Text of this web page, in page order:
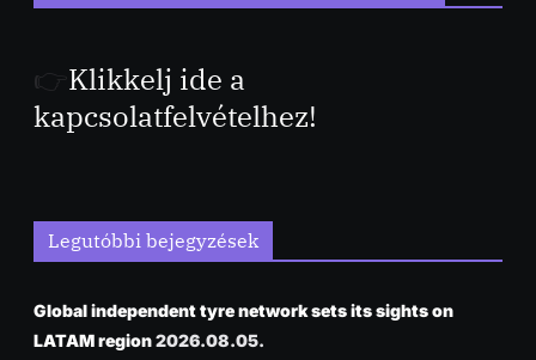
👉 Klikkelj ide a
kapcsolatfelvételhez!
Legutóbbi bejegyzések
Global independent tyre network sets its sights on
LATAM region2026.08.05.